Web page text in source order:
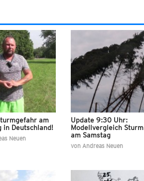
am
in Deutschland!
Neuen
Update 9:30 Uhr:
Modellvergleich Sturm
am Samstag
von Andreas Neuen